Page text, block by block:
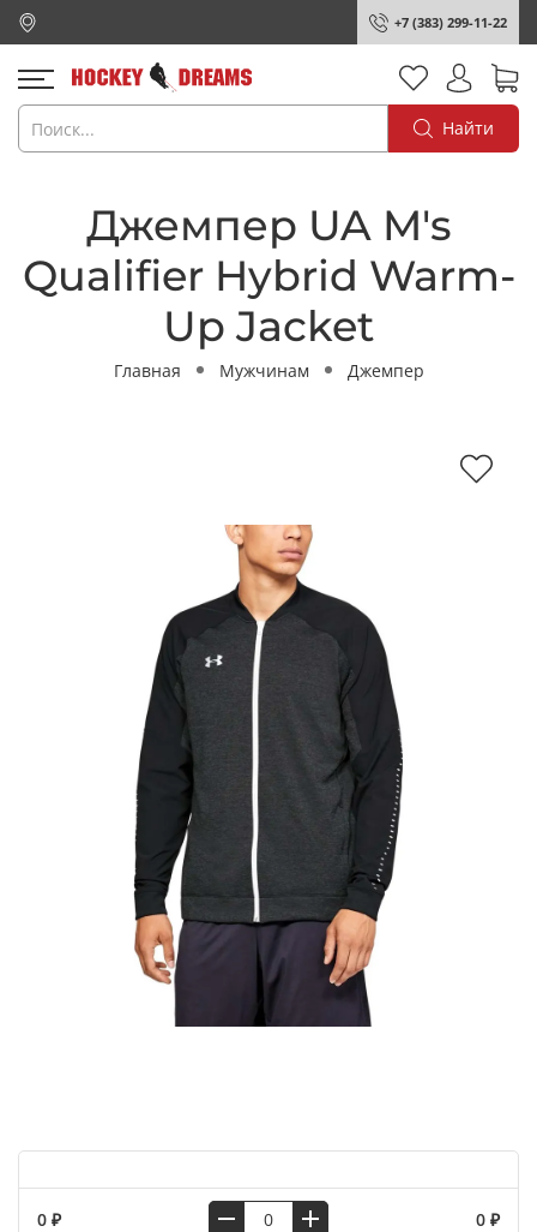
+7 (383) 299-11-22
Найти
Джемпер UA M's
Qualifier Hybrid Warm-
Up Jacket
Главная Мужчинам Джемпер
0 ₽ 0 ₽